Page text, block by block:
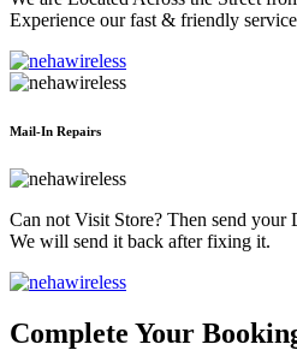
Experience our fast & friendly
Mail-In Repairs
Can not Visit Store? Then send your
We will send it back after fixing it.
Complete Your